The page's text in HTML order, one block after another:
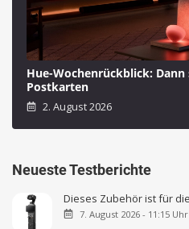
Hue-Wochenrückblick:
Postkarten
2. August 2026
Neueste Testberichte
Dieses Zubehör ist für
7. August 2026 - 11:15 Uhr